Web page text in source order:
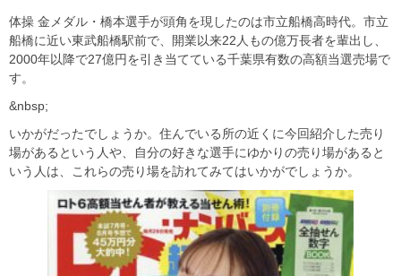
体操 金メダル・橋本選手が頭角を現したのは市立船橋高時代。市立
船橋に近い東武船橋駅前で、開業以来22人もの億万長者を輩出し、
2000年以降で27億円を引き当てている千葉県有数の高額当選売場で
す。
&nbsp;
いかがだったでしょうか。住んでいる所の近くに今回紹介した売り
場があるという人や、自分の好きな選手にゆかりの売り場があると
いう人は、これらの売り場を訪れてみてはいかがでしょうか。